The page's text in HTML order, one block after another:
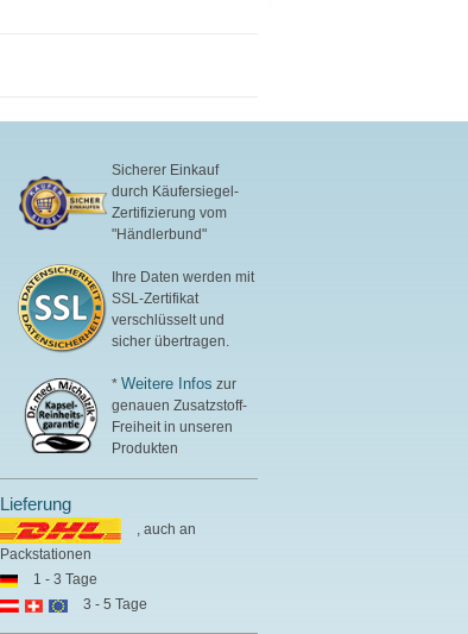
Sicherer Einkauf
durch Käufersiegel-
Zertifizierung vom
"Händlerbund"
Ihre Daten werden mit
SSL-Zertifikat
verschlüsselt und
sicher übertragen.
*Weitere Infos zur
genauen Zusatzstoff-
Freiheit in unseren
Produkten
Lieferung
, auch an
Packstationen
1 - 3 Tage
3 - 5 Tage